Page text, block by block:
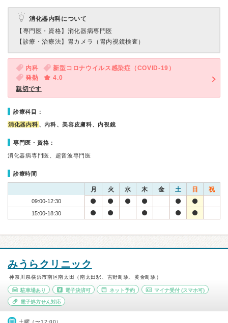
消化器内科について
【専門医・資格】 消化器病専門医
【診療・治療法】 胃カメラ（胃内視鏡検査）
内科
新型コロナウイルス感染症（COVID-19）
発熱
4.0
親切です
診療科目：
消化器内科 、内科、美容皮膚科、内視鏡
専門医・資格：
消化器病専門医、超音波専門医
診療時間
月 火 水 木 金 土 日 祝
09:00-12:30
15:00-18:30
みうらクリニック
神奈川県横浜市南区南太田（南太田駅、吉野町駅、黄金町駅）
駐車場あり 電子決済可 ネット予約 マイナ受付 (スマホ可)
電子処方せん対応
土曜（〜12:00）